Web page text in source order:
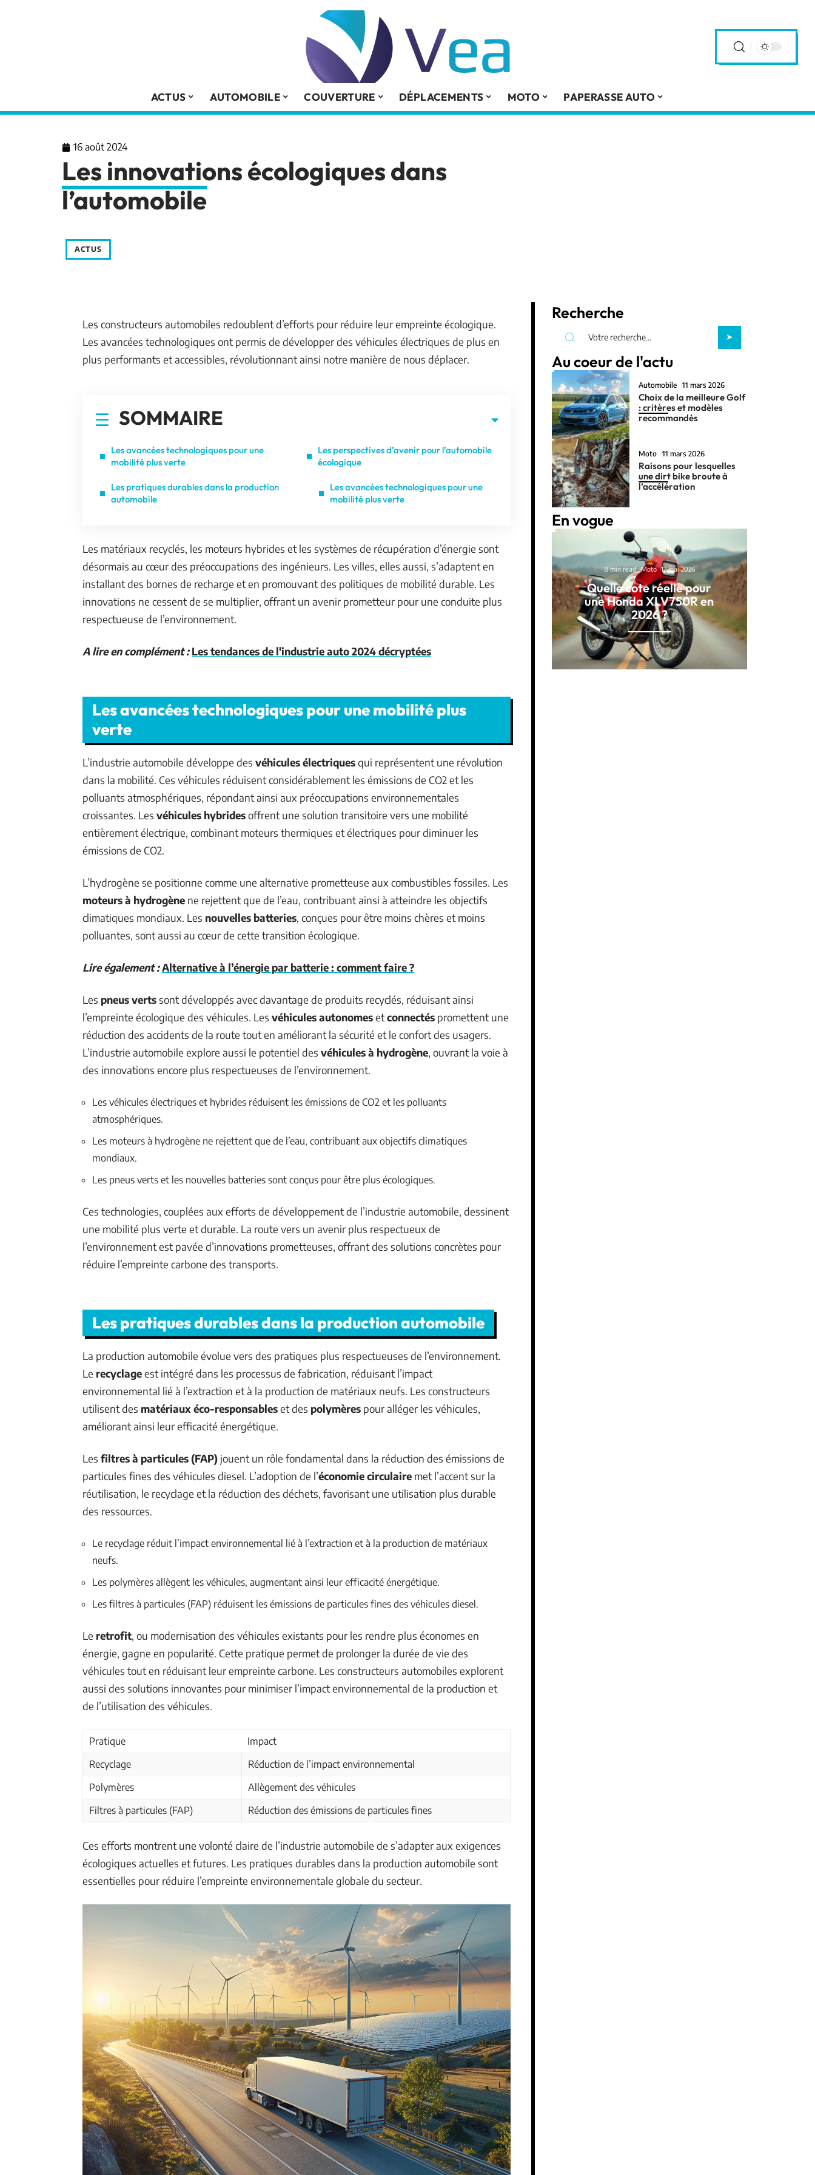
ACTUS AUTOMOBILE COUVERTURE DÉPLACEMENTS MOTO PAPERASSE AUTO
16 août 2024
Les innovations écologiques dans
l’automobile
ACTUS
Les constructeurs automobiles redoublent d’efforts pour réduire leur empreinte écologique.
Les avancées technologiques ont permis de développer des véhicules électriques de plus en
plus performants et accessibles, révolutionnant ainsi notre manière de nous déplacer.
SOMMAIRE
Les avancées technologiques pour une
mobilité plus verte
Les pratiques durables dans la production
automobile
Les perspectives d’avenir pour l’automobile
écologique
Les avancées technologiques pour une
mobilité plus verte
Les matériaux recyclés, les moteurs hybrides et les systèmes de récupération d’énergie sont
désormais au cœur des préoccupations des ingénieurs. Les villes, elles aussi, s’adaptent en
installant des bornes de recharge et en promouvant des politiques de mobilité durable. Les
innovations ne cessent de se multiplier, offrant un avenir prometteur pour une conduite plus
respectueuse de l’environnement.
A lire en complément : Les tendances de l'industrie auto 2024 décryptées
Les avancées technologiques pour une mobilité plus
verte
L’industrie automobile développe des véhicules électriquesqui représentent une révolution
dans la mobilité. Ces véhicules réduisent considérablement les émissions de CO2 et les
polluants atmosphériques, répondant ainsi aux préoccupations environnementales
croissantes. Les véhicules hybridesoffrent une solution transitoire vers une mobilité
entièrement électrique, combinant moteurs thermiques et électriques pour diminuer les
émissions de CO2.
L’hydrogène se positionne comme une alternative prometteuse aux combustibles fossiles. Les
moteurs à hydrogène ne rejettent que de l’eau, contribuant ainsi à atteindre les objectifs
climatiques mondiaux. Les nouvelles batteries, conçues pour être moins chères et moins
polluantes, sont aussi au cœur de cette transition écologique.
Lire également :Alternative à l’énergie par batterie : comment faire ?
Les pneus vertssont développés avec davantage de produits recyclés, réduisant ainsi
l’empreinte écologique des véhicules. Les véhicules autonomesetconnectés promettent une
réduction des accidents de la route tout en améliorant la sécurité et le confort des usagers.
L’industrie automobile explore aussi le potentiel des véhicules à hydrogène, ouvrant la voie à
des innovations encore plus respectueuses de l’environnement.
Les véhicules électriques et hybrides réduisent les émissions de CO2 et les polluants
atmosphériques.
Les moteurs à hydrogène ne rejettent que de l’eau, contribuant aux objectifs climatiques
mondiaux.
Les pneus verts et les nouvelles batteries sont conçus pour être plus écologiques.
Ces technologies, couplées aux efforts de développement de l’industrie automobile, dessinent
une mobilité plus verte et durable. La route vers un avenir plus respectueux de
l’environnement est pavée d’innovations prometteuses, offrant des solutions concrètes pour
réduire l’empreinte carbone des transports.
Les pratiques durables dans la production automobile
La production automobile évolue vers des pratiques plus respectueuses de l’environnement.
Le recyclageest intégré dans les processus de fabrication, réduisant l’impact
environnemental lié à l’extraction et à la production de matériaux neufs. Les constructeurs
utilisent des matériaux éco-responsableset des polymères pour alléger les véhicules,
améliorant ainsi leur efficacité énergétique.
Les filtres à particules (FAP) jouent un rôle fondamental dans la réduction des émissions de
particules fines des véhicules diesel. L’adoption de l’économie circulaire met l’accent sur la
réutilisation, le recyclage et la réduction des déchets, favorisant une utilisation plus durable
des ressources.
Le recyclage réduit l’impact environnemental lié à l’extraction et à la production de matériaux
neufs.
Les polymères allègent les véhicules, augmentant ainsi leur efficacité énergétique.
Les filtres à particules (FAP) réduisent les émissions de particules fines des véhicules diesel.
Le retrofit, ou modernisation des véhicules existants pour les rendre plus économes en
énergie, gagne en popularité. Cette pratique permet de prolonger la durée de vie des
véhicules tout en réduisant leur empreinte carbone. Les constructeurs automobiles explorent
aussi des solutions innovantes pour minimiser l’impact environnemental de la production et
de l’utilisation des véhicules.
Pratique
Impact
Recyclage
Réduction de l’impact environnemental
Polymères
Allègement des véhicules
Filtres à particules (FAP)
Réduction des émissions de particules fines
Ces efforts montrent une volonté claire de l’industrie automobile de s’adapter aux exigences
écologiques actuelles et futures. Les pratiques durables dans la production automobile sont
essentielles pour réduire l’empreinte environnementale globale du secteur.
Recherche
Au coeur de l'actu
Automobile 11 mars 2026
Choix de la meilleure Golf
: critères et modèles
recommandés
Moto 11 mars 2026
Raisons pour lesquelles
une dirt bike broute à
l’accélération
En vogue
8 min read Moto 12 mai 2026
Quelle cote réelle pour
une Honda XLV750R en
2026 ?